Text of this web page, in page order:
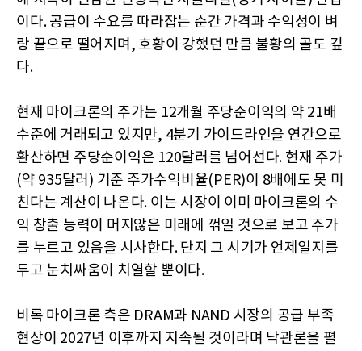
이다. 공급이 수요를 따라잡는 순간 가격과 수익성이 벼
랑 끝으로 떨어지며, 호황이 강했던 만큼 불황의 골도 깊
다.
현재 마이크론의 주가는 12개월 주당순이익의 약 21배
수준에 거래되고 있지만, 4분기 가이드라인을 연간으로
환산하면 주당순이익은 120달러를 넘어선다. 현재 주가
(약 935달러) 기준 주가수익비율(PER)이 8배에도 못 미
친다는 계산이 나온다. 이는 시장이 이미 마이크론의 수
익 창출 능력이 머지않은 미래에 꺾일 것으로 보고 주가
를 누르고 있음을 시사한다. 단지 그 시기가 언제일지를
두고 눈치싸움이 치열할 뿐이다.
비록 마이크론 측은 DRAM과 NAND 시장의 공급 부족
현상이 2027년 이후까지 지속될 것이라며 낙관론을 펼